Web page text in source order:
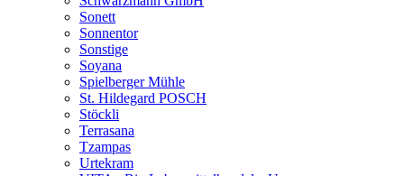
Sonett
Sonnentor
Sonstige
Soyana
Spielberger Mühle
St. Hildegard POSCH
Stöckli
Terrasana
Tzampas
Urtekram